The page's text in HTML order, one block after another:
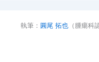
執筆： 圓尾 拓也 （腫瘍科